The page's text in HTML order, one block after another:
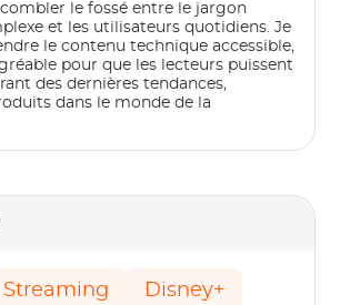
le fossé entre le jargon
et les utilisateurs quotidiens. Je
le contenu technique accessible,
pour que les lecteurs puissent
des dernières tendances,
dans le monde de la
Streaming Disney+